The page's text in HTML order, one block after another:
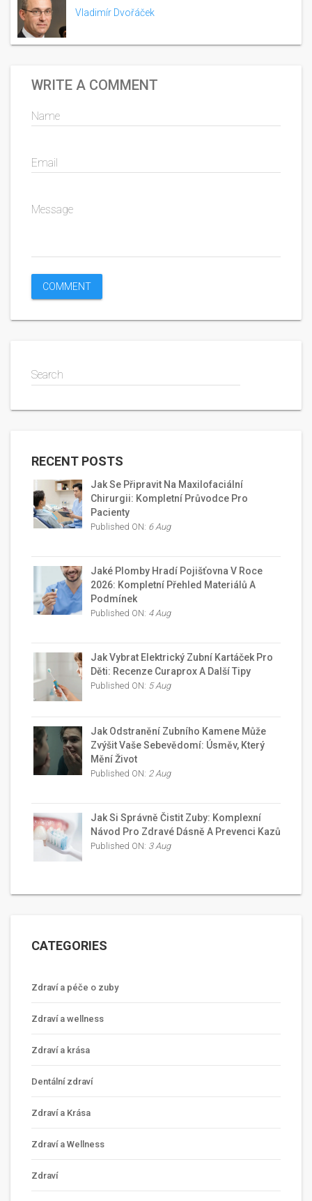
Vladimír Dvořáček
WRITE A COMMENT
Name
Email
Message
Search
RECENT POSTS
Jak Se Připravit Na Maxilofaciální
Chirurgii: Kompletní Průvodce Pro
Pacienty
Published ON: 6 Aug
Jaké Plomby Hradí Pojišťovna V Roce
2026: Kompletní Přehled Materiálů A
Podmínek
Published ON: 4 Aug
Jak Vybrat Elektrický Zubní Kartáček Pro
Děti: Recenze Curaprox A Další Tipy
Published ON: 5 Aug
Jak Odstranění Zubního Kamene Může
Zvýšit Vaše Sebevědomí: Úsměv, Který
Mění Život
Published ON: 2 Aug
Jak Si Správně Čistit Zuby: Komplexní
Návod Pro Zdravé Dásně A Prevenci Kazů
Published ON: 3 Aug
CATEGORIES
Zdraví a péče o zuby
Zdraví a wellness
Zdraví a krása
Dentální zdraví
Zdraví a Krása
Zdraví a Wellness
Zdraví